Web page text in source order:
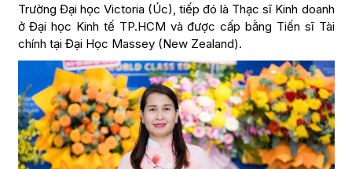
Trường Đại học Victoria (Úc), tiếp đó là Thạc sĩ Kinh doanh
ở Đại học Kinh tế TP.HCM và được cấp bằng Tiến sĩ Tài
chính tại Đại Học Massey (New Zealand).